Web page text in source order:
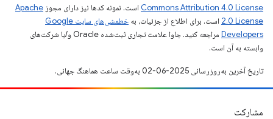
Commons Attribution 4.0 License است. نمونه کدها نیز دارای مجوز Apache
2.0 License است. برای اطلاع از جزئیات، به
خطمشی‌های سایت Google
Developers‏
مراجعه کنید. جاوا علامت تجاری ثبت‌شده Oracle و/یا شرکت‌های
وابسته به آن است.
تاریخ آخرین به‌روزرسانی 2025-06-02 به‌وقت ساعت هماهنگ جهانی.
مشارکت